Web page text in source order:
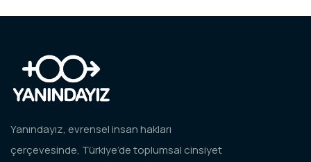
Yanındayız, evrensel insan hakları
çerçevesinde, Türkiye’de toplumsal cinsiyet